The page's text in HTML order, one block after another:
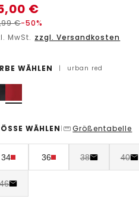
€
€-50%
MwSt. zzgl. Versandkosten
WÄHLEN | urban red
WÄHLEN | Größentabelle
34 36 38 40
46